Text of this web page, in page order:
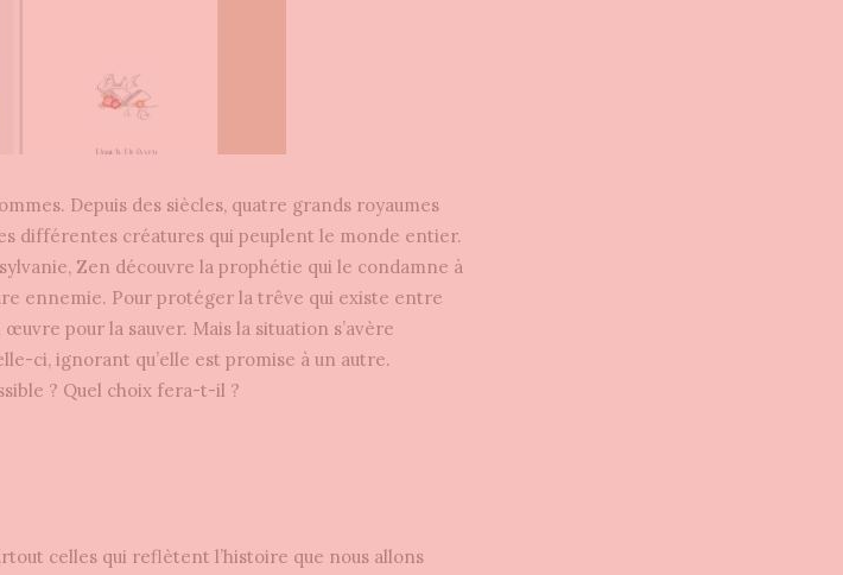
Depuis des siècles, quatre grands royaumes
différentes créatures qui peuplent le monde entier.
Zen découvre la prophétie qui le condamne à
ennemie. Pour protéger la trêve qui existe entre
pour la sauver. Mais la situation s’avère
ci, ignorant qu’elle est promise à un autre.
? Quel choix fera-t-il ?
celles qui reflètent l’histoire que nous allons